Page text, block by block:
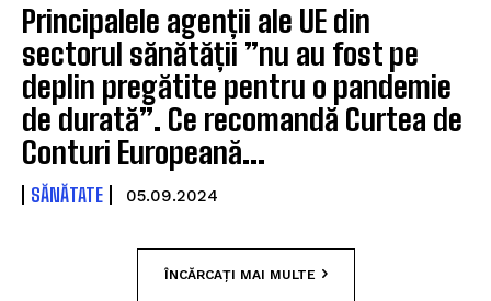
Principalele agenții ale UE din
sectorul sănătății ”nu au fost pe
deplin pregătite pentru o pandemie
de durată”. Ce recomandă Curtea de
Conturi Europeană...
SĂNĂTATE 05.09.2024
ÎNCĂRCAȚI MAI MULTE